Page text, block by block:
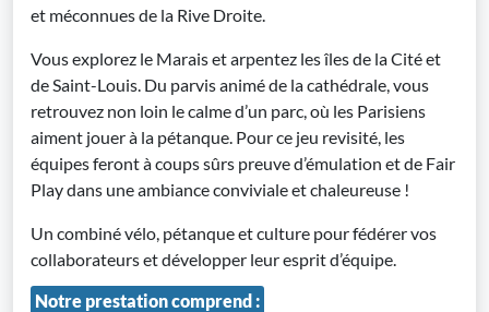
et méconnues de la Rive Droite.
Vous explorez le Marais et arpentez les îles de la Cité et
de Saint-Louis. Du parvis animé de la cathédrale, vous
retrouvez non loin le calme d’un parc, où les Parisiens
aiment jouer à la pétanque. Pour ce jeu revisité, les
équipes feront à coups sûrs preuve d’émulation et de Fair
Play dans une ambiance conviviale et chaleureuse !
Un combiné vélo, pétanque et culture pour fédérer vos
collaborateurs et développer leur esprit d’équipe.
Notre prestation comprend :